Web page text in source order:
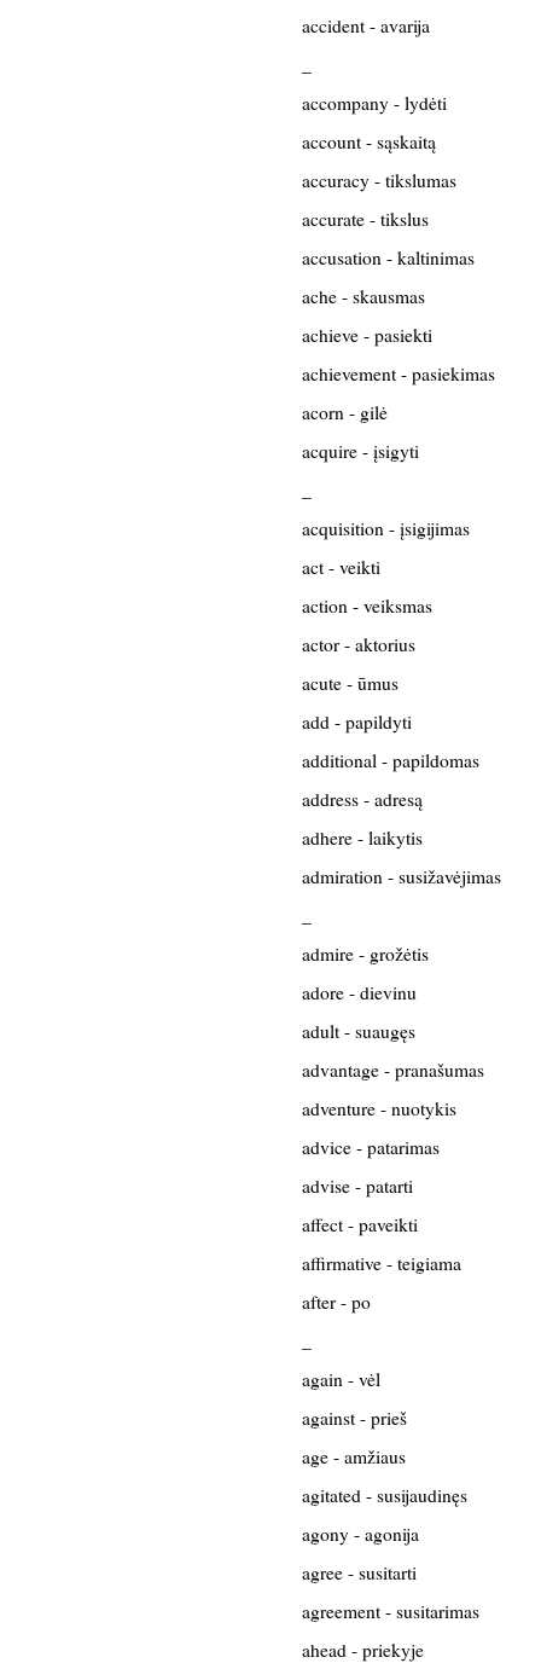
accident - avarija
accompany - lydėti
account - sąskaitą
accuracy - tikslumas
accurate - tikslus
accusation - kaltinimas
ache - skausmas
achieve - pasiekti
achievement - pasiekimas
acorn - gilė
acquire - įsigyti
acquisition - įsigijimas
act - veikti
action - veiksmas
actor - aktorius
acute - ūmus
add - papildyti
additional - papildomas
address - adresą
adhere - laikytis
admiration - susižavėjimas
admire - grožėtis
adore - dievinu
adult - suaugęs
advantage - pranašumas
adventure - nuotykis
advice - patarimas
advise - patarti
affect - paveikti
affirmative - teigiama
after - po
again - vėl
against - prieš
age - amžiaus
agitated - susijaudinęs
agony - agonija
agree - susitarti
agreement - susitarimas
ahead - priekyje